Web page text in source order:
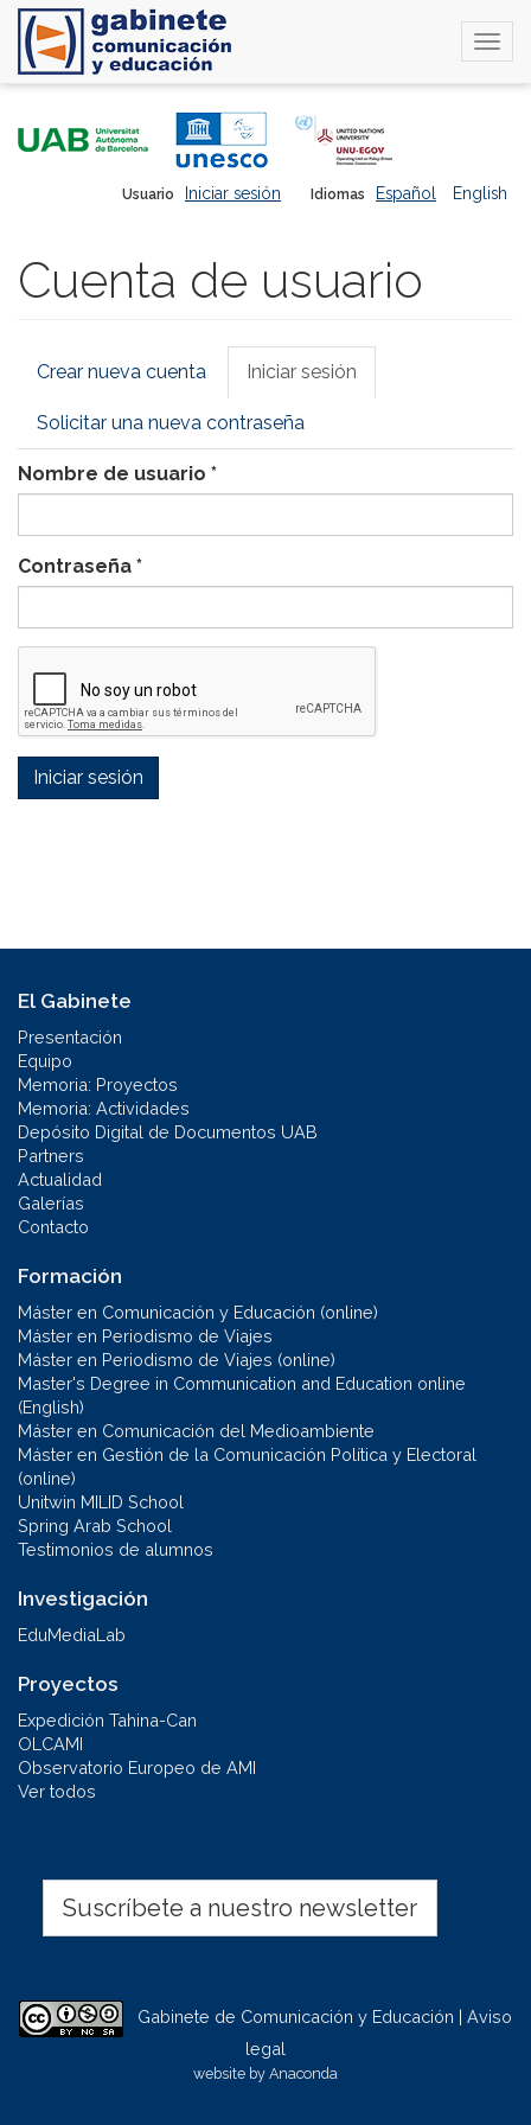
Idiomas Español English
Usuario Iniciar sesión
Cuenta de usuario
Solapas
Crear nueva cuenta Iniciar sesión
activa)
Solicitar una nueva contraseña
Nombre de usuario *
Contraseña *
Iniciar sesión
El Gabinete
Presentación
Equipo
Memoria: Proyectos
Memoria: Actividades
Depósito Digital de Documentos UAB
Partners
Actualidad
Galerías
Contacto
Formación
Máster en Comunicación y Educación (online)
Máster en Periodismo de Viajes
Máster en Periodismo de Viajes (online)
Master's Degree in Communication and Education online
(English)
Máster en Comunicación del Medioambiente
Máster en Gestión de la Comunicación Política y Electoral
(online)
Unitwin MILID School
Spring Arab School
Testimonios de alumnos
Investigación
EduMediaLab
Proyectos
Expedición Tahina-Can
OLCAMI
Observatorio Europeo de AMI
Ver todos
Suscríbete a nuestro newsletter
Gabinete de Comunicación y Educación | Aviso
legal
website by Anaconda